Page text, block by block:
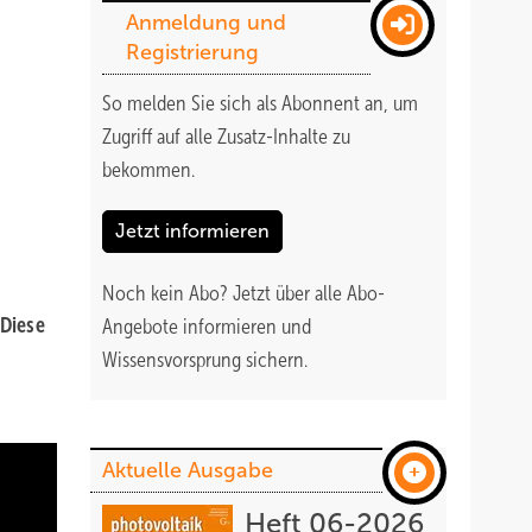
Anmeldung und
Registrierung
So melden Sie sich als Abonnent an, um
Zugriff auf alle Zusatz-Inhalte zu
bekommen.
Jetzt informieren
Noch kein Abo? Jetzt über alle Abo-
Angebote informieren und
Wissensvorsprung sichern.
Aktuelle Ausgabe
Heft 06-2026